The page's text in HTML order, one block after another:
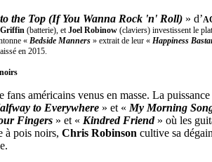
the Top (If You Wanna Rock 'n' Roll) » d’
(batterie), etJoel Robinow (claviers) investissent le
« Bedside Manners » extrait de leur « Happiness
en 2015.
américains venus en masse. La
to Everywhere » et « My Morning
Fingers » et « Kindred Friend» où les
à pois noirs, Chris Robinson cultive sa